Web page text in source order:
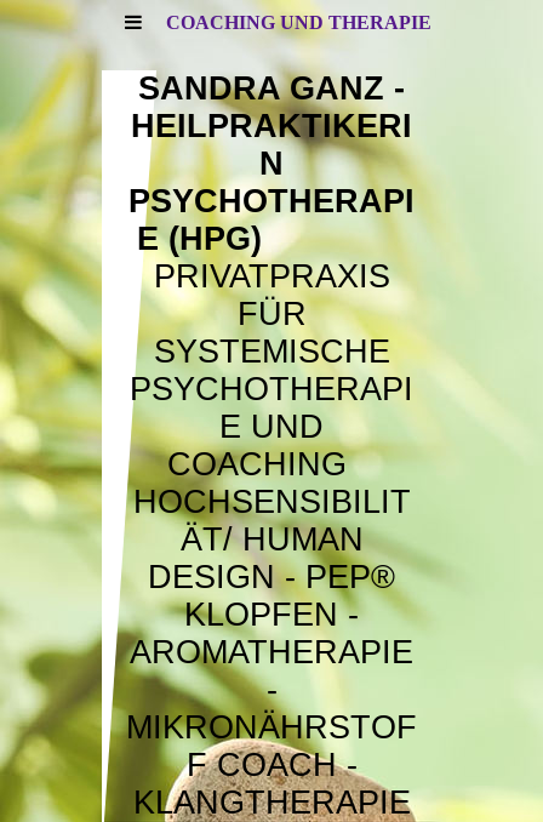
COACHING UND THERAPIE
SANDRA GANZ -
HEILPRAKTIKERI
N
PSYCHOTHERAPI
E (HPG)
PRIVATPRAXIS
FÜR
SYSTEMISCHE
PSYCHOTHERAPI
E UND
COACHING
HOCHSENSIBILIT
ÄT/HUMAN
DESIGN - PEP®
KLOPFEN -
AROMATHERAPIE
-
MIKRONÄHRSTOF
F COACH -
KLANGTHERAPIE